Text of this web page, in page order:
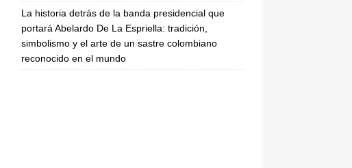
La historia detrás de la banda presidencial que
portará Abelardo De La Espriella: tradición,
simbolismo y el arte de un sastre colombiano
reconocido en el mundo